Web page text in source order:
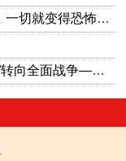
李光满｜内塔尼亚胡的幽灵飘进白宫，一切就变得恐怖起来！
周力｜乌克兰危机：从“特别军事行动”转向全面战争——俄罗斯政界学界对当前局势的研判